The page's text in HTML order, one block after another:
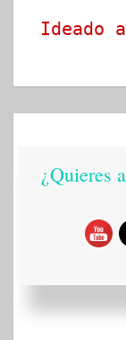
Ideado
¿Quieres